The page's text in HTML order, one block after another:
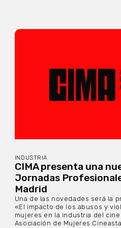
INDUSTRIA
CIMA presenta una
Jornadas
Madrid
Una de las novedades será la
«El impacto de los abusos y
mujeres en la industria del
Asociación de Mujeres